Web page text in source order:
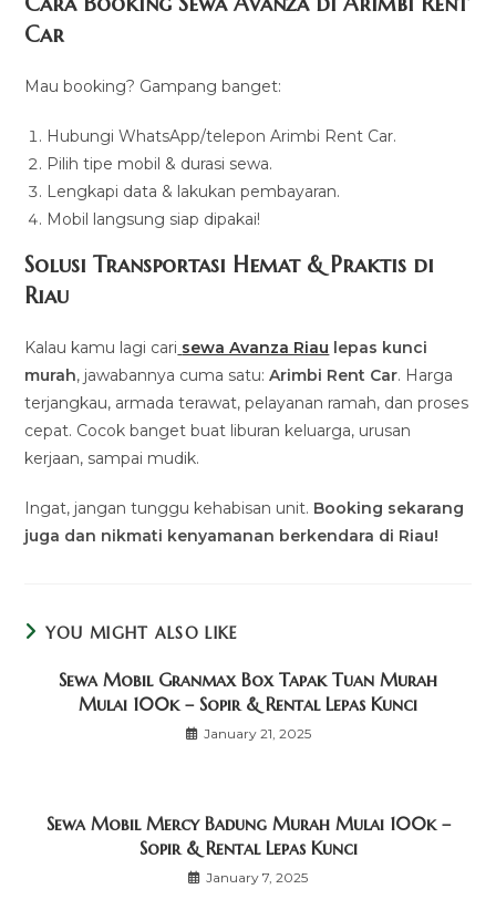
Car
Mau booking? Gampang banget:
Hubungi WhatsApp/telepon Arimbi Rent Car.
Pilih tipe mobil & durasi sewa.
Lengkapi data & lakukan pembayaran.
Mobil langsung siap dipakai!
Solusi Transportasi Hemat & Praktis di
Riau
Kalau kamu lagi cari sewa Avanza Riau lepas kunci
murah, jawabannya cuma satu:Arimbi Rent Car. Harga
terjangkau, armada terawat, pelayanan ramah, dan proses
cepat. Cocok banget buat liburan keluarga, urusan
kerjaan, sampai mudik.
Ingat, jangan tunggu kehabisan unit. Booking sekarang
juga dan nikmati kenyamanan berkendara di Riau!
YOU MIGHT ALSO LIKE
Sewa Mobil Granmax Box Tapak Tuan Murah
Mulai 100k – Sopir & Rental Lepas Kunci
January 21, 2025
Sewa Mobil Mercy Badung Murah Mulai 100k –
Sopir & Rental Lepas Kunci
January 7, 2025